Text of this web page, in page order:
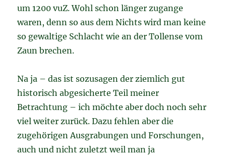
um 1200 vuZ. Wohl schon länger zugange
waren, denn so aus dem Nichts wird man keine
so gewaltige Schlacht wie an der Tollense vom
Zaun brechen.
Na ja – das ist sozusagen der ziemlich gut
historisch abgesicherte Teil meiner
Betrachtung – ich möchte aber doch noch sehr
viel weiter zurück. Dazu fehlen aber die
zugehörigen Ausgrabungen und Forschungen,
auch und nicht zuletzt weil man ja